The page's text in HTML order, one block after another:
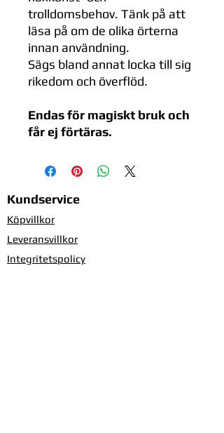
trolldomsbehov. Tänk på att
läsa på om de olika örterna
innan användning.
Sägs bland annat locka till sig
rikedom och överflöd.
Endas för magiskt bruk och
får ej förtäras.
Kundservice
Köpvillkor
Leveransvillkor
Integritetspolicy